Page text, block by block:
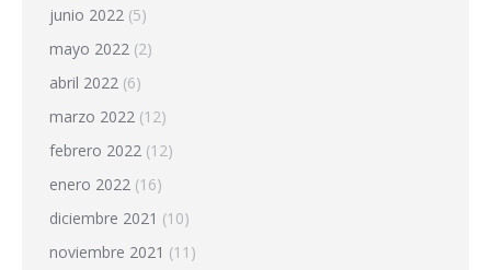
junio 2022 (5)
mayo 2022 (2)
abril 2022 (6)
marzo 2022 (12)
febrero 2022 (12)
enero 2022 (16)
diciembre 2021 (10)
noviembre 2021 (11)